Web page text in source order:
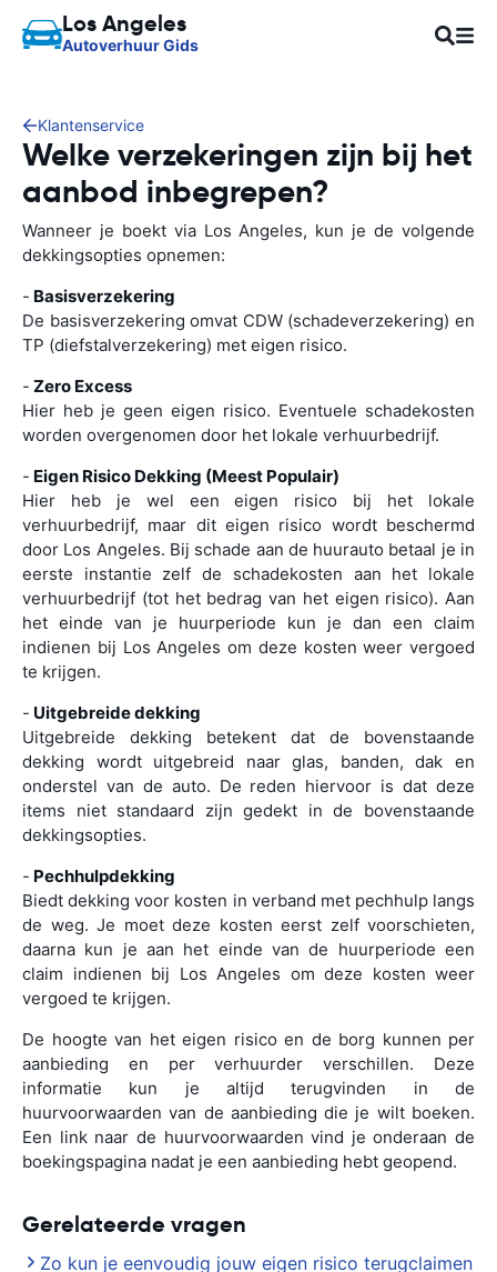
Los Angeles
Autoverhuur Gids
Klantenservice
Welke verzekeringen zijn bij het
aanbod inbegrepen?
Wanneer je boekt via Los Angeles, kun je de volgende
dekkingsopties opnemen:
- Basisverzekering
De basisverzekering omvat CDW (schadeverzekering) en
TP (diefstalverzekering) met eigen risico.
- Zero Excess
Hier heb je geen eigen risico. Eventuele schadekosten
worden overgenomen door het lokale verhuurbedrijf.
- Eigen Risico Dekking (Meest Populair)
Hier heb je wel een eigen risico bij het lokale
verhuurbedrijf, maar dit eigen risico wordt beschermd
door Los Angeles. Bij schade aan de huurauto betaal je in
eerste instantie zelf de schadekosten aan het lokale
verhuurbedrijf (tot het bedrag van het eigen risico). Aan
het einde van je huurperiode kun je dan een claim
indienen bij Los Angeles om deze kosten weer vergoed
te krijgen.
- Uitgebreide dekking
Uitgebreide dekking betekent dat de bovenstaande
dekking wordt uitgebreid naar glas, banden, dak en
onderstel van de auto. De reden hiervoor is dat deze
items niet standaard zijn gedekt in de bovenstaande
dekkingsopties.
- Pechhulpdekking
Biedt dekking voor kosten in verband met pechhulp langs
de weg. Je moet deze kosten eerst zelf voorschieten,
daarna kun je aan het einde van de huurperiode een
claim indienen bij Los Angeles om deze kosten weer
vergoed te krijgen.
De hoogte van het eigen risico en de borg kunnen per
aanbieding en per verhuurder verschillen. Deze
informatie kun je altijd terugvinden in de
huurvoorwaarden van de aanbieding die je wilt boeken.
Een link naar de huurvoorwaarden vind je onderaan de
boekingspagina nadat je een aanbieding hebt geopend.
Gerelateerde vragen
Zo kun je eenvoudig jouw eigen risico terugclaimen